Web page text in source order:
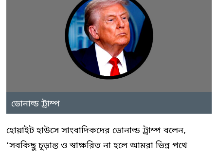
ডোনাল্ড ট্রাম্প
হোয়াইট হাউসে সাংবাদিকদের ডোনাল্ড ট্রাম্প বলেন,
‘সবকিছু চূড়ান্ত ও স্বাক্ষরিত না হলে আমরা ভিন্ন পথে